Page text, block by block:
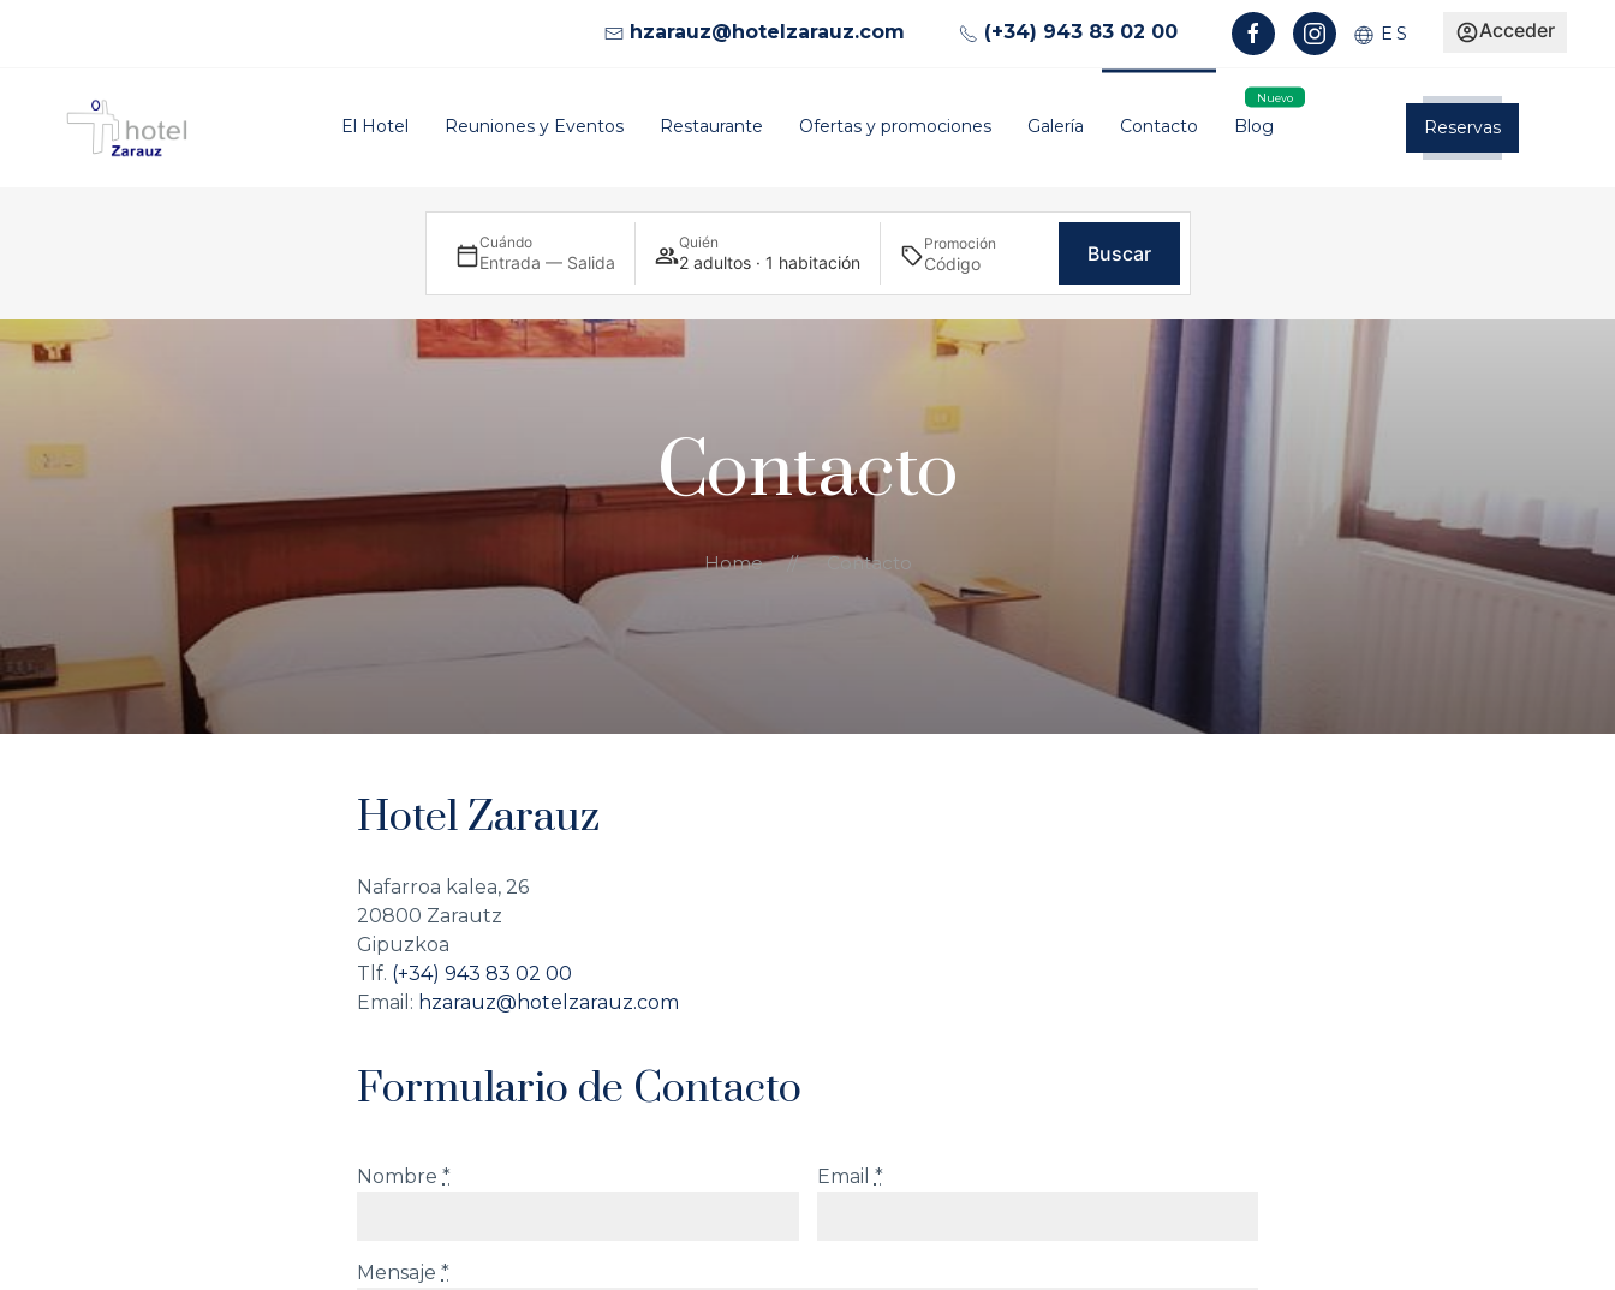
hzarauz@hotelzarauz.com (+34) 943 83 02 00 ES Acceder
El Hotel Reuniones y Eventos Restaurante Ofertas y promociones Galería Contacto Blog Reservas
Cuándo
Entrada — Salida
Quién
2 adultos · 1 habitación
Promoción Buscar
Contacto
Home Contacto
Hotel Zarauz
Nafarroa kalea, 26
20800 Zarautz
Gipuzkoa
Tlf. (+34) 943 83 02 00
Email: hzarauz@hotelzarauz.com
Formulario de Contacto
Nombre * Email *
Mensaje *